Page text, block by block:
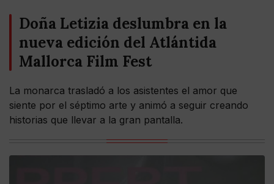
Doña Letizia deslumbra en la
nueva edición del Atlántida
Mallorca Film Fest
La monarca trasladó a los asistentes el amor que
siente por el séptimo arte y animó a seguir creando
historias que llevar a la gran pantalla.